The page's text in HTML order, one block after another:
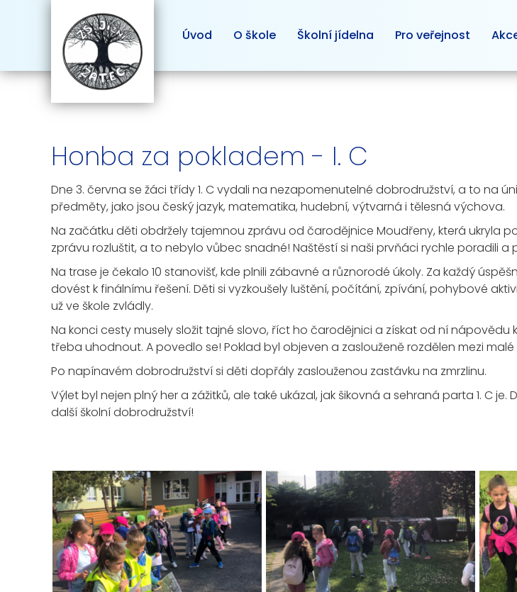
Úvod O škole Školní jídelna Pro veřejnost
Honba za pokladem - I. C
Dne 3. června se žáci třídy 1. C vydali na nezapomenutelné dobrodružství, a to na
předměty, jako jsou český jazyk, matematika, hudební, výtvarná i tělesná výchova.
Na začátku děti obdržely tajemnou zprávu od čarodějnice Moudřeny, která ukryla
zprávu rozluštit, a to nebylo vůbec snadné! Naštěstí si naši prvňáci rychle poradili
Na trase je čekalo 10 stanovišť, kde plnili zábavné a různorodé úkoly. Za každý
dovést k finálnímu řešení. Děti si vyzkoušely luštění, počítání, zpívání, pohybové
už ve škole zvládly.
Na konci cesty musely složit tajné slovo, říct ho čarodějnici a získat od ní
třeba uhodnout. A povedlo se! Poklad byl objeven a zaslouženě rozdělen mezi
Po napínavém dobrodružství si děti dopřály zaslouženou zastávku na zmrzlinu.
Výlet byl nejen plný her a zážitků, ale také ukázal, jak šikovná a sehraná parta 1. C
další školní dobrodružství!